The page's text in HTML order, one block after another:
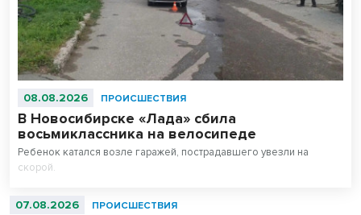
08.08.2026 ПРОИСШЕСТВИЯ
В Новосибирске «Лада» сбила
восьмиклассника на велосипеде
Ребенок катался возле гаражей, пострадавшего увезли на
скорой.
07.08.2026 ПРОИСШЕСТВИЯ